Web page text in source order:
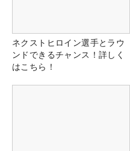
ネクストヒロイン選手とラウ
ンドできるチャンス！詳しく
はこちら！